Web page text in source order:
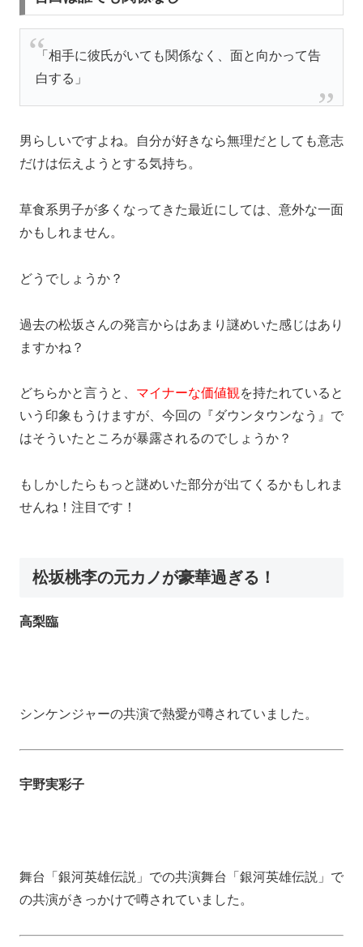
「相手に彼氏がいても関係なく、面と向かって告
白する」
男らしいですよね。自分が好きなら無理だとしても意志
だけは伝えようとする気持ち。
草食系男子が多くなってきた最近にしては、意外な一面
かもしれません。
どうでしょうか？
過去の松坂さんの発言からはあまり謎めいた感じはあり
ますかね？
どちらかと言うと、 マイナーな価値観を持たれていると
いう印象もうけますが、今回の『ダウンタウンなう』で
はそういたところが暴露されるのでしょうか？
もしかしたらもっと謎めいた部分が出てくるかもしれま
せんね！注目です！
松坂桃李の元カノが豪華過ぎる！
高梨臨
シンケンジャーの共演で熱愛が噂されていました。
宇野実彩子
舞台「銀河英雄伝説」での共演舞台「銀河英雄伝説」で
の共演がきっかけで噂されていました。